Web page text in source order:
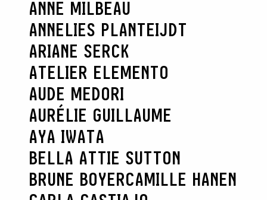
ANNE MILBEAU
ANNELIES PLANTEIJDT
ARIANE SERCK
ATELIER ELEMENTO
AUDE MEDORI
AURÉLIE GUILLAUME
AYA IWATA
BELLA ATTIE SUTTON
BRUNE BOYERCAMILLE HANEN